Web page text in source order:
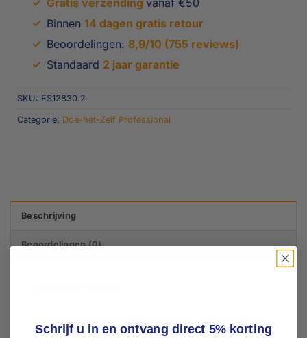
✓ Gratis verzending vanaf €50
✓ Binnen 14 dagen gratis retour
✓ Beoordelingen: 8,9/10 (755 reviews)
✓ Standaard 2 jaar garantie
SKU: ES12830.2
Categorie: Doe-het-Zelf Professional
Beschrijving
Beoordelingen (0)
Schrijf u in en ontvang direct 5% korting